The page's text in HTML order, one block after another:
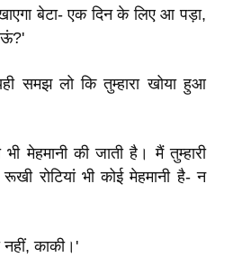
बेटा- एक दिन के लिए आ पड़ा,
समझ लो कि तुम्हारा खोया हुआ
मेहमानी की जाती है। मैं तुम्हारी
रोटियां भी कोई मेहमानी है- न
नहीं, काकी।'